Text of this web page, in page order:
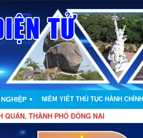
▼ NIÊM YIẾT THỦ TỤC HÀNH CHÍNH
PHỐ ĐỒNG NAI